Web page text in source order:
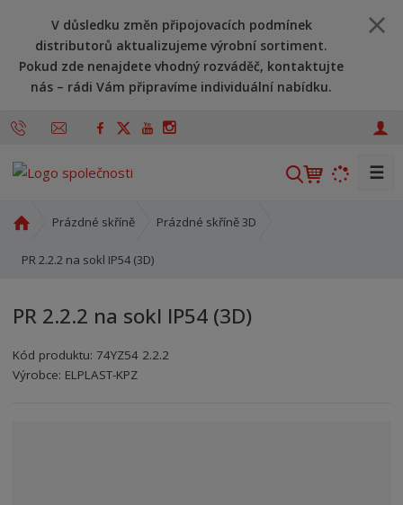
V důsledku změn připojovacích podmínek
distributorů aktualizujeme výrobní sortiment.
Pokud zde nenajdete vhodný rozváděč, kontaktujte
nás – rádi Vám připravíme individuální nabídku.
V
☰
o
í
t
r
Prázdné skříně Prázdné skříně 3D
PR 2.2.2 na sokl IP54 (3D)
PR 2.2.2 na sokl IP54 (3D)
Kód produktu:74YZ54 2.2.2
Kód výrobce: 8595208696381
Kód dodavatele:8595208696381
Výrobce: ELPLAST-KPZ